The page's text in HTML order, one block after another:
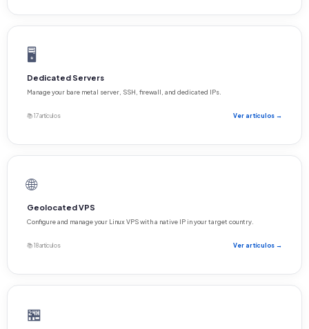
🖥️
Dedicated Servers
Manage your bare metal server, SSH, firewall, and dedicated IPs.
📚 17 artículos Ver artículos →
🌐
Geolocated VPS
Configure and manage your Linux VPS with a native IP in your target country.
📚 18 artículos Ver artículos →
🏪